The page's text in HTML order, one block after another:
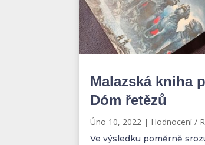
Malazská kniha
Dóm řetězů
Úno 10, 2022 | Hodnocení /
Ve výsledku poměrně